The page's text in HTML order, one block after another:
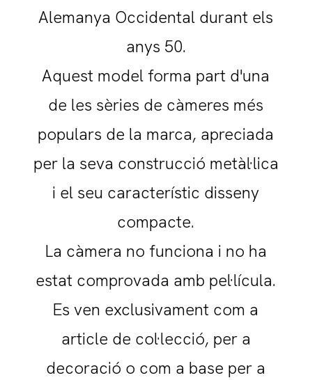
Alemanya Occidental durant els
anys 50.
Aquest model forma part d'una
de les sèries de càmeres més
populars de la marca, apreciada
per la seva construcció metàl·lica
i el seu característic disseny
compacte.
La càmera no funciona i no ha
estat comprovada amb pel·lícula.
Es ven exclusivament com a
article de col·lecció, per a
decoració o com a base per a